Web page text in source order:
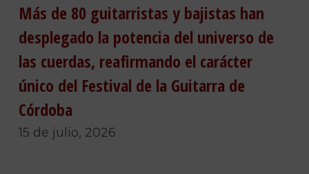
Más de 80 guitarristas y bajistas han
desplegado la potencia del universo de
las cuerdas, reafirmando el carácter
único del Festival de la Guitarra de
Córdoba
15 de julio, 2026